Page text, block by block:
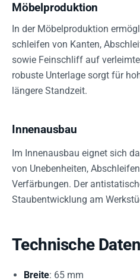
Möbelproduktion
In der Möbelproduktion
schleifen von Kanten,
sowie Feinschliff auf
robuste Unterlage sorgt für
längere Standzeit.
Innenausbau
Im Innenausbau eignet sich
von Unebenheiten,
Verfärbungen. Der
Staubentwicklung am
Technische
Breite: 65 mm